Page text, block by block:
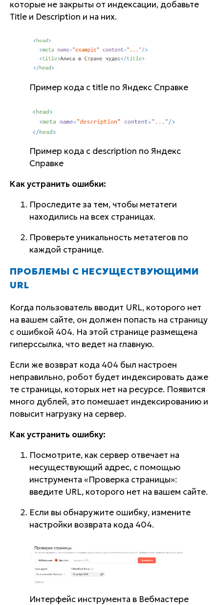
которые не закрыты от индексации, добавьте
Title и Description и на них.
Пример кода с title по Яндекс Справке
Пример кода с description по Яндекс
Справке
Как устранить ошибки:
Проследите за тем, чтобы метатеги
находились на всех страницах.
Проверьте уникальность метатегов по
каждой странице.
ПРОБЛЕМЫ С НЕСУЩЕСТВУЮЩИМИ
URL
Когда пользователь вводит URL, которого нет
на вашем сайте, он должен попасть на страницу
с ошибкой 404. На этой странице размещена
гиперссылка, что ведет на главную.
Если же возврат кода 404 был настроен
неправильно, робот будет индексировать даже
те страницы, которых нет на ресурсе. Появится
много дублей, это помешает индексированию и
повысит нагрузку на сервер.
Как устранить ошибку:
Посмотрите, как сервер отвечает на
несуществующий адрес, с помощью
инструмента «Проверка страницы»:
введите URL, которого нет на вашем сайте.
Если вы обнаружите ошибку, измените
настройки возврата кода 404.
Интерфейс инструмента в Вебмастере